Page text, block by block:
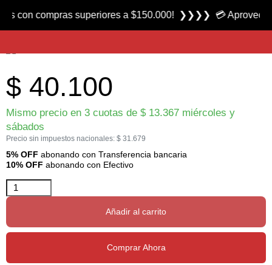
Producto nuevo
Set de Cuchillo con Pelador I marca Victorinox
$ 40.100
Mismo precio en 3 cuotas de $13.367 miércoles y
sábados
Precio sin impuestos nacionales: $ 31.679
5% OFF abonando con Transferencia bancaria
10% OFF abonando con Efectivo
Añadir al carrito
Comprar Ahora
superiores a $150.000! ❯❯❯❯ 💳 Aprovecha las 3